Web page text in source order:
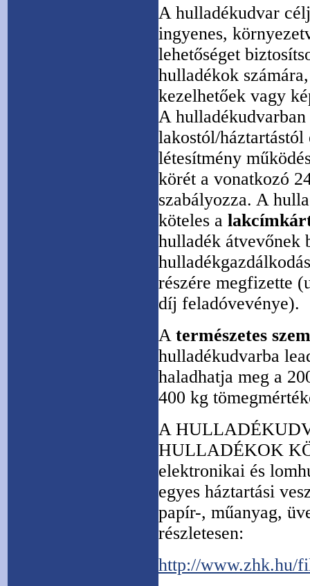
A hulladékudvar
ingyenes,
lehetőséget
hulladékok
kezelhetőek vagy
A
lakostól/háztartástól
létesítmény
körét a vonatkozó
szabályozza. A
köteles a
hulladék átvevőnek
részére megfizette
díj feladóvevénye).
A természetes
hulladékudvarba
haladhatja meg a
400 kg
A
HULLADÉKOK
elektronikai és
egyes háztartási
papír-, műanyag,
részletesen:
http://www.zhk.hu/